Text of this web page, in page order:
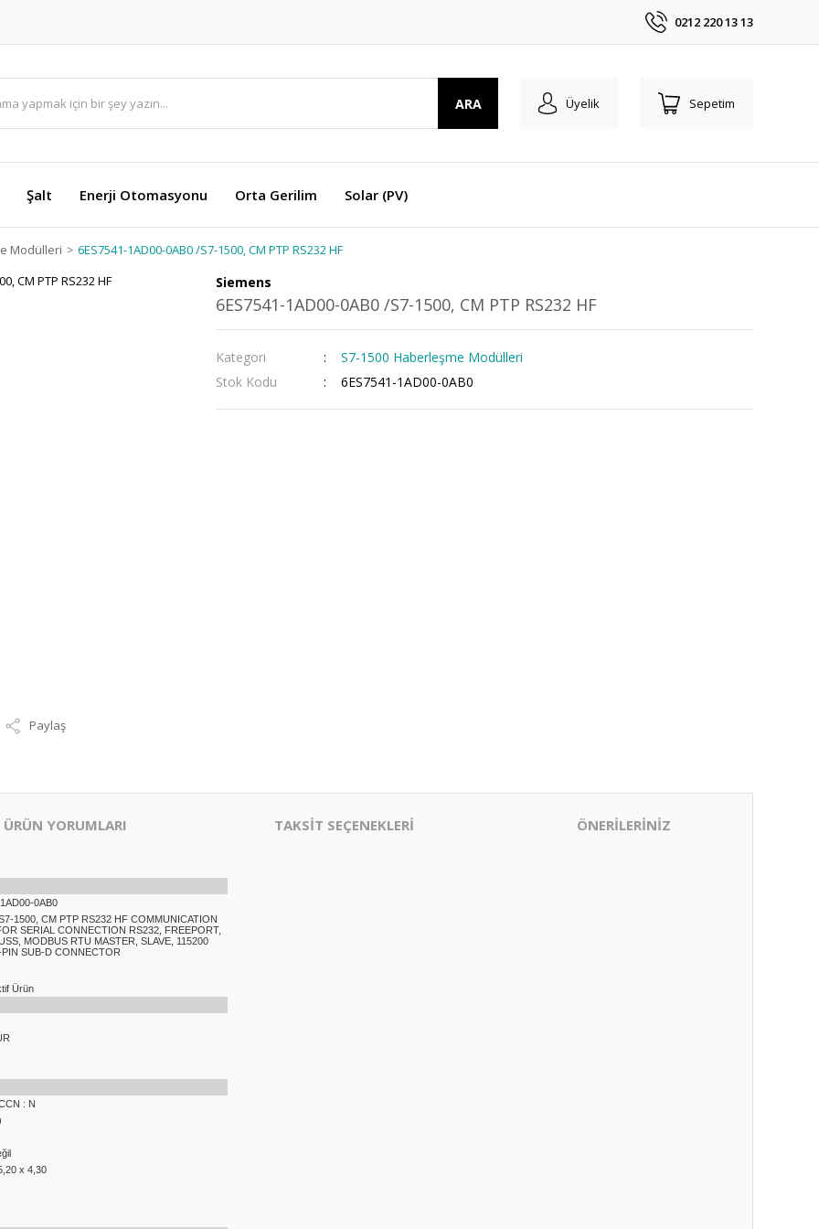
0212 220 13 13
ARA Üyelik Sepetim
Şalt Enerji Otomasyonu Orta Gerilim Solar (PV)
Modülleri 6ES7541-1AD00-0AB0 /S7-1500, CM PTP RS232 HF
Paylaş
Siemens
6ES7541-1AD00-0AB0 /S7-1500, CM PTP RS232 HF
Kategori
S7-1500 Haberleşme Modülleri
Stok Kodu
6ES7541-1AD00-0AB0
ÜRÜN YORUMLARI TAKSİT SEÇENEKLERİ ÖNERİLERİNİZ
0AB0
1500, CM PTP RS232 HF COMMUNICATION
SERIAL CONNECTION RS232, FREEPORT,
MODBUS RTU MASTER, SLAVE, 115200
PIN SUB-D CONNECTOR
Ürün
: N
x 4,30